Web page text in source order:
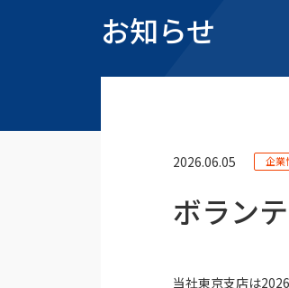
お知らせ
2026.06.05 企業
ボラン
当社東京支店は